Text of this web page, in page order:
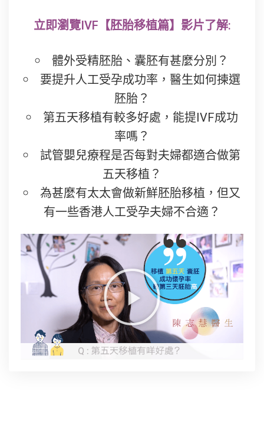
立即瀏覽IVF【胚胎移植篇】影片了解:
體外受精胚胎、囊胚有甚麼分別？
要提升人工受孕成功率，醫生如何揀選
胚胎？
第五天移植有較多好處，能提IVF成功
率嗎？
試管嬰兒療程是否每對夫婦都適合做第
五天移植？
為甚麼有太太會做新鮮胚胎移植，但又
有一些香港人工受孕夫婦不合適？